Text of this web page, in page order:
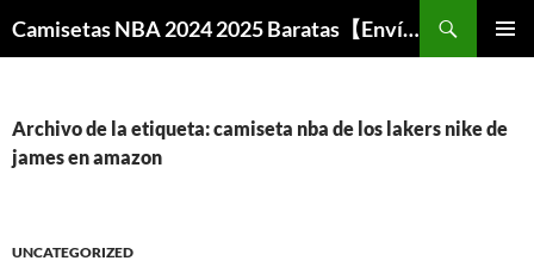
Camisetas NBA 2024 2025 Baratas【Envío Gratis】
Archivo de la etiqueta: camiseta nba de los lakers nike de
james en amazon
UNCATEGORIZED